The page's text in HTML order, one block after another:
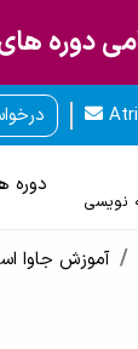
دوره
نویسی
دوره
آموزش جاوا